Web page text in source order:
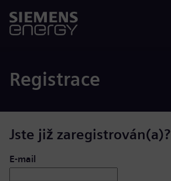
Registrace
Jste již zaregistrován(a)?
Přihlášení: uživatel a heslo
E-mail